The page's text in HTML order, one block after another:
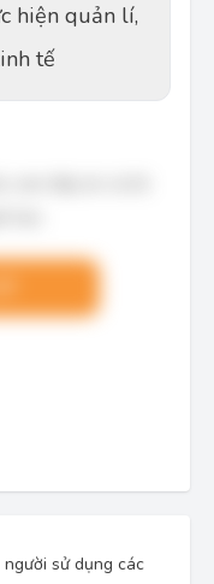
hiện quản lí,
tế
sử dụng các